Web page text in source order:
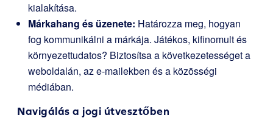
kialakítása.
Márkahang és üzenete: Határozza meg, hogyan
fog kommunikálni a márkája. Játékos, kifinomult és
környezettudatos? Biztosítsa a következetességet a
weboldalán, az e-mailekben és a közösségi
médiában.
Navigálás a jogi útvesztőben